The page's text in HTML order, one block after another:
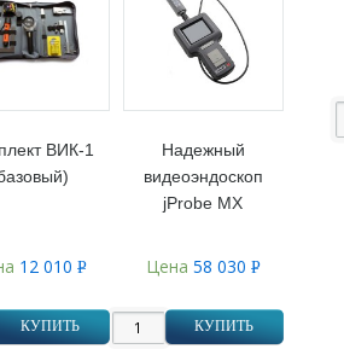
ВИК-1
12 010Р
КУПИТЬ
Надежный
видеоэндоскоп
jProbe MX
Цена 58 030 Р
КУПИТЬ